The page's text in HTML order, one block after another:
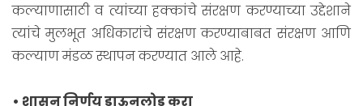
कल्याणासाठी व त्यांच्या हक्कांचे संरक्षण करण्याच्या उद्देशाने
त्यांचे मुलभूत अधिकारांचे संरक्षण करण्याबाबत संरक्षण आणि
कल्याण मंडळ स्थापन करण्यात आले आहे.
• शासन निर्णय डाऊनलोड करा